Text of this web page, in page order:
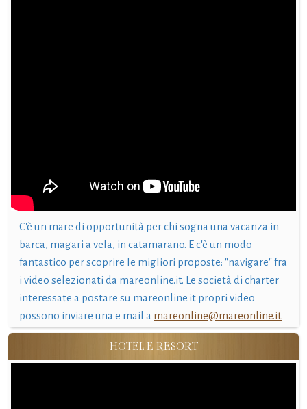
C'è un mare di opportunità per chi sogna una vacanza in
barca, magari a vela, in catamarano. E c'è un modo
fantastico per scoprire le migliori proposte: "navigare" fra
i video selezionati da mareonline.it. Le società di charter
interessate a postare su mareonline.it propri video
possono inviare una e mail a mareonline@mareonline.it
HOTEL E RESORT